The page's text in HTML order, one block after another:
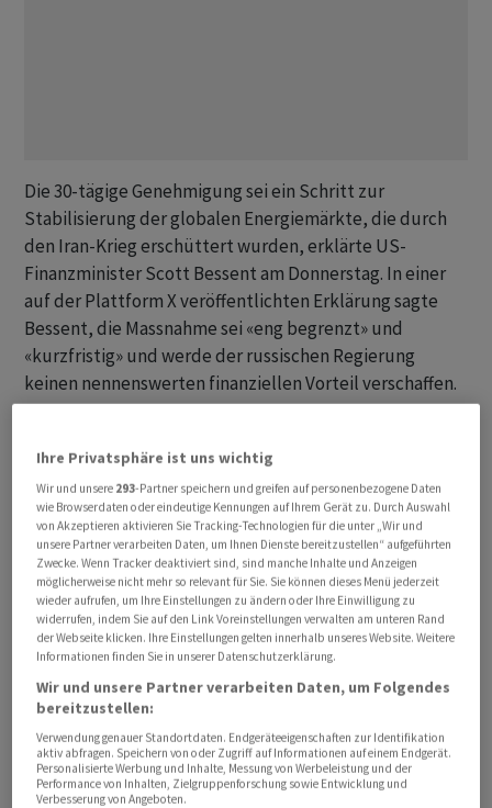
Die 30-tägige Genehmigung sei ein Schritt zur
Stabilisierung der globalen Energiemärkte, die durch
den Iran-Krieg erschüttert wurden, erklärte US-
Finanzminister Scott Bessent ‌am ⁠Donnerstag. In einer
auf der Plattform X veröffentlichten Erklärung sagte
Bessent, die Massnahme sei «eng begrenzt» und
«kurzfristig» und werde der russischen Regierung
keinen ⁠nennenswerten finanziellen Vorteil verschaffen.
kurzfristige und vorübergehende Störung, die
langfristig zu einem massiven Nutzen für unsere Nation
und unsere Wirtschaft ‌führen wird», sagte Bessent und
wiederholte damit die Worte von US-Präsident Donald
Trump. Die ‌USA genehmigen demnach die Lieferung
und den Verkauf von russischemRohöl​und
Ölprodukten, die ab dem 12. März auf Schiffe verladen
wurden. Die Genehmigung bleibt nach Angaben des
Finanzministeriums bis zum 11. April um Mitternacht
Washingtoner Zeit gültig. Bessent kündigte die
Massnahme wenige Stunden nach dem Anstieg der
Ölpreise auf mehr als 100 Dollar pro Barrel an.
Ihre Privatsphäre ist uns wichtig
Wir und unsere 293-Partner speichern und greifen auf personenbezogene Daten
wie Browserdaten oder eindeutige Kennungen auf Ihrem Gerät zu. Durch Auswahl
von Akzeptieren aktivieren Sie Tracking-Technologien für die unter „Wir und
unsere Partner verarbeiten Daten, um Ihnen Dienste bereitzustellen“ aufgeführten
Zwecke. Wenn Tracker deaktiviert sind, sind manche Inhalte und Anzeigen
möglicherweise nicht mehr so relevant für Sie. Sie können dieses Menü jederzeit
wieder aufrufen, um Ihre Einstellungen zu ändern oder Ihre Einwilligung zu
widerrufen, indem Sie auf den Link Voreinstellungen verwalten am unteren Rand
der Webseite klicken. Ihre Einstellungen gelten innerhalb unseres Website. Weitere
Informationen finden Sie in unserer Datenschutzerklärung.
Wir und unsere Partner verarbeiten Daten, um Folgendes
bereitzustellen:
Verwendung genauer Standortdaten. Endgeräteeigenschaften zur Identifikation
aktiv abfragen. Speichern von oder Zugriff auf Informationen auf einem Endgerät.
Personalisierte Werbung und Inhalte, Messung von Werbeleistung und der
Performance von Inhalten, Zielgruppenforschung sowie Entwicklung und
Verbesserung von Angeboten.